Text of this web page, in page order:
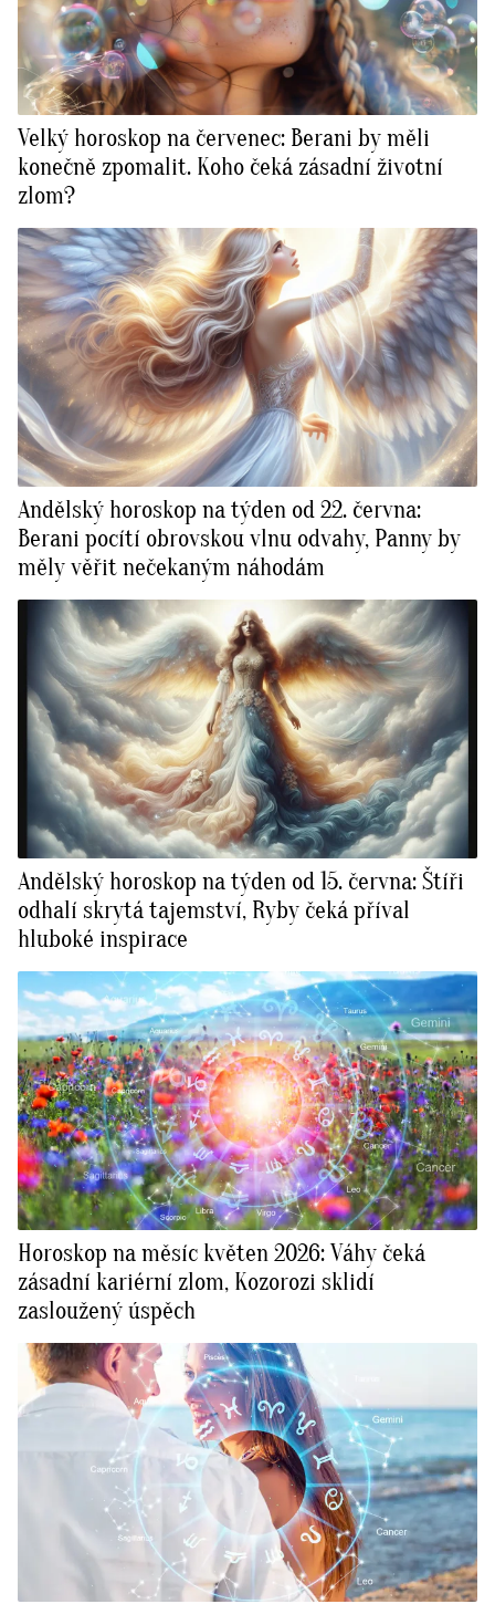
Velký horoskop na červenec: Berani by měli
konečně zpomalit. Koho čeká zásadní životní
zlom?
Andělský horoskop na týden od 22. června:
Berani pocítí obrovskou vlnu odvahy, Panny by
měly věřit nečekaným náhodám
Andělský horoskop na týden od 15. června: Štíři
odhalí skrytá tajemství, Ryby čeká příval
hluboké inspirace
Horoskop na měsíc květen 2026: Váhy čeká
zásadní kariérní zlom, Kozorozi sklidí
zasloužený úspěch